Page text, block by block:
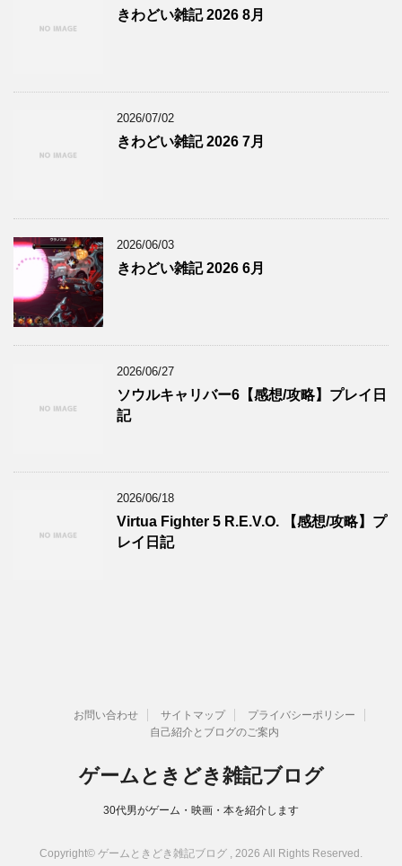
きわどい雑記 2026 8月
2026/07/02
きわどい雑記 2026 7月
2026/06/03
きわどい雑記 2026 6月
2026/06/27
ソウルキャリバー6【感想/攻略】プレイ日
記
2026/06/18
Virtua Fighter 5 R.E.V.O. 【感想/攻略】プ
レイ日記
お問い合わせ サイトマップ
プライバシーポリシー
自己紹介とブログのご案内
ゲームときどき雑記ブログ
30代男がゲーム・映画・本を紹介します
Copyright© ゲームときどき雑記ブログ , 2026 All Rights Reserved.